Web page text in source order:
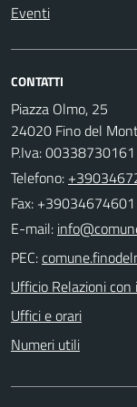
Eventi
CONTATTI
Piazza Olmo, 25
24020 Fino del
P.Iva: 00338730161
Telefono:
Fax: +39034674601
E-mail:
PEC:
Ufficio Relazioni
Uffici e orari
Numeri utili